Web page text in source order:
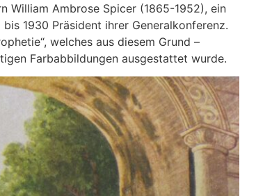
William Ambrose Spicer (1865-1952), ein
1930 Präsident ihrer Generalkonferenz.
welches aus diesem Grund –
Farbabbildungen ausgestattet wurde.